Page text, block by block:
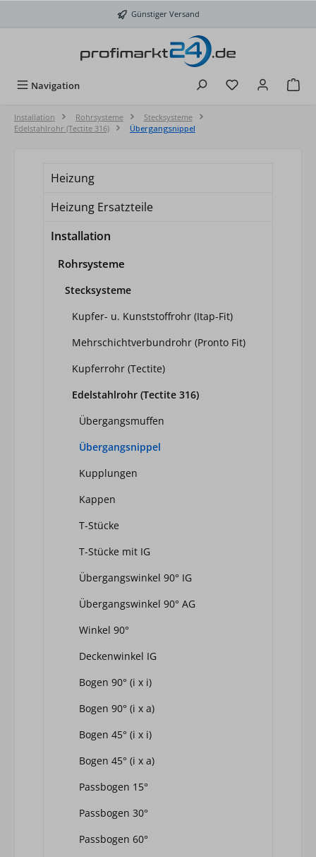
Günstiger Versand
Navigation Du hast 0
Installation Rohrsysteme
Stecksysteme
Edelstahlrohr (Tectite 316)
Übergangsnippel
Heizung
Heizung Ersatzteile
Installation
Rohrsysteme
Stecksysteme
Kupfer- u. Kunststoffrohr (Itap-Fit)
Mehrschichtverbundrohr (Pronto Fit)
Kupferrohr (Tectite)
Edelstahlrohr (Tectite 316)
Übergangsmuffen
Übergangsnippel
Kupplungen
Kappen
T-Stücke
T-Stücke mit IG
Übergangswinkel 90° IG
Übergangswinkel 90° AG
Winkel 90°
Deckenwinkel IG
Bogen 90° (i x i)
Bogen 90° (i x a)
Bogen 45° (i x i)
Bogen 45° (i x a)
Passbogen 15°
Passbogen 30°
Passbogen 60°